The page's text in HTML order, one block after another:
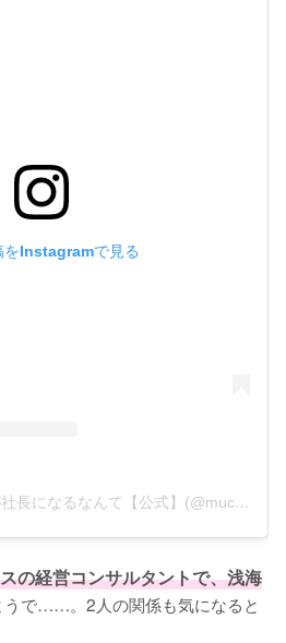
をInstagramで見る
ムチャブリ！ わたしが社長になるなんて【公式】(@muchaburi_ntv)がシェアした投稿
の経営コンサルタントで、浅海
うで……。2人の関係も気になると